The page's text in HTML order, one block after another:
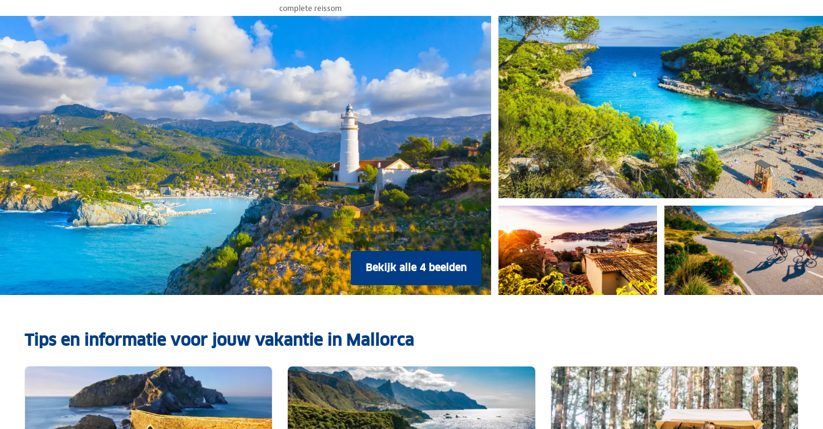
complete reissom
Bekijk alle 4 beelden
Tips en informatie voor jouw vakantie in Mallorca